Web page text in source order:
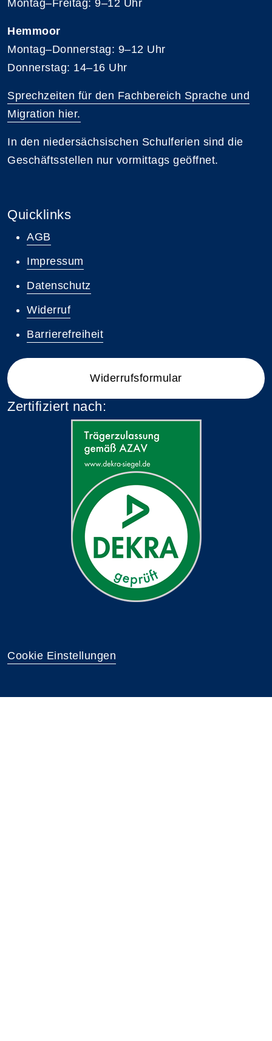
Montag–Freitag: 9–12 Uhr
Hemmoor
Montag–Donnerstag: 9–12 Uhr
Donnerstag: 14–16 Uhr
Sprechzeiten für den Fachbereich Sprache und
Migration hier.
In den niedersächsischen Schulferien sind die
Geschäftsstellen nur vormittags geöffnet.
Quicklinks
AGB
Impressum
Datenschutz
Widerruf
Barrierefreiheit
Widerrufsformular
Zertifiziert nach:
Cookie Einstellungen